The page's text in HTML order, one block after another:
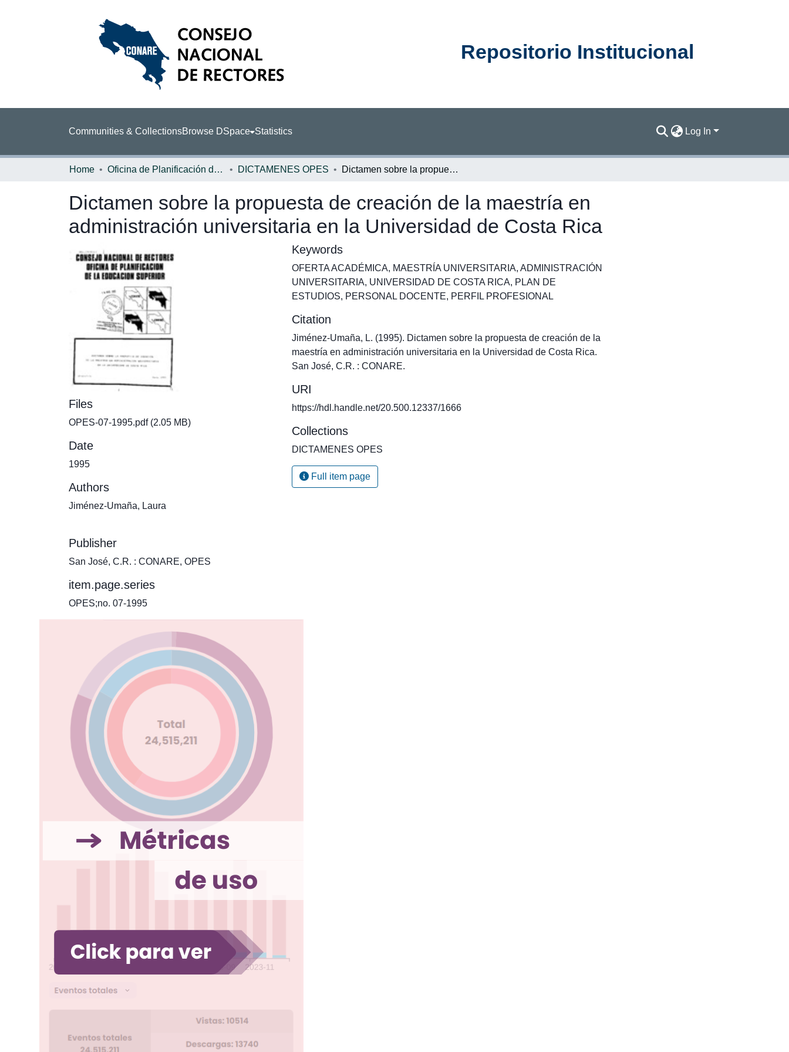
Repositorio Institucional
Communities & CollectionsBrowse DSpace Statistics Log In
Home Oficina de Planificación de la Educación Superior (OPES) DICTAMENES OPES Dictamen sobre la propuesta de creación de la maestría en administración universitaria en la Universidad de Costa Rica
Dictamen sobre la propuesta de creación de la maestría en
administración universitaria en la Universidad de Costa Rica
Files
OPES-07-1995.pdf(2.05 MB)
Date
1995
Authors
Jiménez-Umaña, Laura
Publisher
San José, C.R. : CONARE, OPES
item.page.series
OPES;no. 07-1995
Keywords
OFERTA ACADÉMICA, MAESTRÍA UNIVERSITARIA, ADMINISTRACIÓN
UNIVERSITARIA, UNIVERSIDAD DE COSTA RICA, PLAN DE
ESTUDIOS, PERSONAL DOCENTE, PERFIL PROFESIONAL
Citation
Jiménez-Umaña, L. (1995). Dictamen sobre la propuesta de creación de la
maestría en administración universitaria en la Universidad de Costa Rica.
San José, C.R. : CONARE.
URI
https://hdl.handle.net/20.500.12337/1666
Collections
DICTAMENES OPES
Full item page